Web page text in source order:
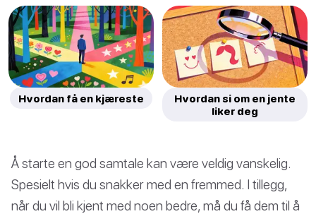
Hvordan få en kjæreste
Hvordan si om en jente
liker deg
Å starte en god samtale kan være veldig vanskelig.
Spesielt hvis du snakker med en fremmed. I tillegg,
når du vil bli kjent med noen bedre, må du få dem til å